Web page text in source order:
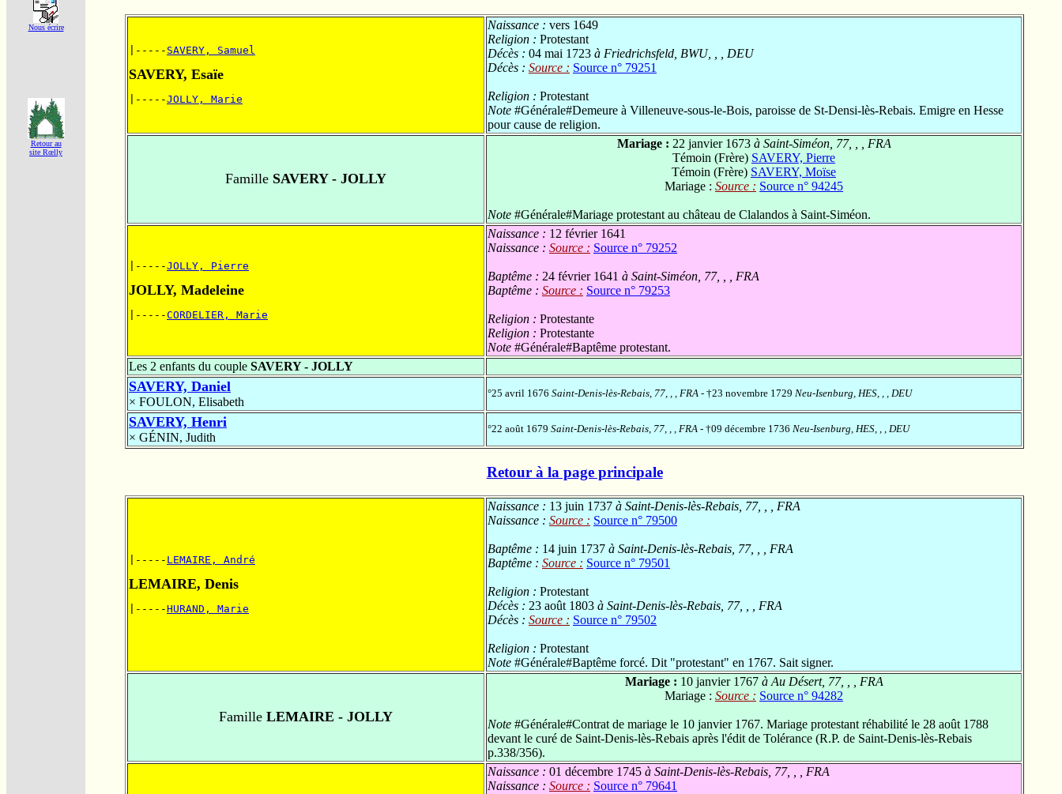
Nous écrire
Retour au
site Rœlly
|----- SAVERY, Samuel
SAVERY, Esaïe
|-----JOLLY, Marie
Naissance : vers 1649
Religion : Protestant
Décès : 04 mai 1723 à Friedrichsfeld, BWU, , , DEU
Décès : Source : Source n° 79251
Religion : Protestant
Note #Générale#Demeure à Villeneuve-sous-le-Bois, paroisse de St-Densi-lès-Rebais. Emigre en Hesse
pour cause de religion.
Famille SAVERY - JOLLY
Mariage : 22 janvier 1673à Saint-Siméon, 77, , , FRA
Témoin (Frère) SAVERY, Pierre
Témoin (Frère) SAVERY, Moïse
Mariage : Source : Source n° 94245
Note #Générale#Mariage protestant au château de Clalandos à Saint-Siméon.
|-----JOLLY, Pierre
JOLLY, Madeleine
|-----CORDELIER, Marie
Naissance : 12 février 1641
Naissance : Source : Source n° 79252
Baptême : 24 février 1641 à Saint-Siméon, 77, , , FRA
Baptême : Source : Source n° 79253
Religion : Protestante
Religion : Protestante
Note #Générale#Baptême protestant.
Les 2 enfants du couple SAVERY - JOLLY
SAVERY, Daniel
× FOULON, Elisabeth
°25 avril 1676 Saint-Denis-lès-Rebais, 77, , , FRA - †23 novembre 1729 Neu-Isenburg, HES, , , DEU
SAVERY, Henri
× GÉNIN, Judith
°22 août 1679 Saint-Denis-lès-Rebais, 77, , , FRA - †09 décembre 1736 Neu-Isenburg, HES, , , DEU
Retour à la page principale
|----- LEMAIRE, André
LEMAIRE, Denis
|-----HURAND, Marie
Naissance : 13 juin 1737 à Saint-Denis-lès-Rebais, 77, , , FRA
Naissance : Source : Source n° 79500
Baptême : 14 juin 1737 à Saint-Denis-lès-Rebais, 77, , , FRA
Baptême : Source : Source n° 79501
Religion : Protestant
Décès : 23 août 1803 à Saint-Denis-lès-Rebais, 77, , , FRA
Décès : Source : Source n° 79502
Religion : Protestant
Note #Générale#Baptême forcé. Dit "protestant" en 1767. Sait signer.
Famille LEMAIRE - JOLLY
Mariage : 10 janvier 1767à Au Désert, 77, , , FRA
Mariage : Source : Source n° 94282
Note #Générale#Contrat de mariage le 10 janvier 1767. Mariage protestant réhabilité le 28 août 1788
devant le curé de Saint-Denis-lès-Rebais après l'édit de Tolérance (R.P. de Saint-Denis-lès-Rebais
p.338/356).
Naissance : 01 décembre 1745 à Saint-Denis-lès-Rebais, 77, , , FRA
Naissance : Source : Source n° 79641